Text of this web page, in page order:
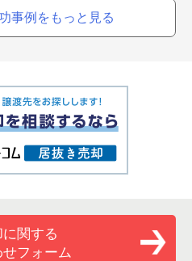
事例をもっと見る
関する
フォーム